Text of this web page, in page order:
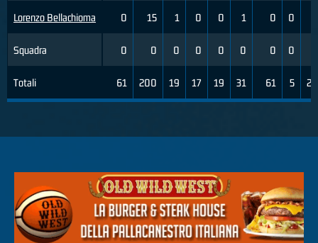
Lorenzo Bellachioma
Squadra
Totali
0 15 1 0 0 1 0 0
0 0 0 0 0 0 0 0
61 200 19 17 19 31 61 5 24